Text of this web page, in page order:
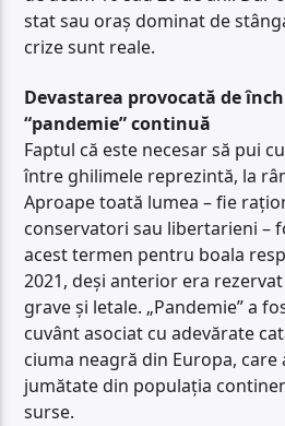
stat sau oraș dominat de
crize sunt reale.
Devastarea provocată de
“pandemie” continuă
Faptul că este necesar să pui
între ghilimele reprezintă, la
Aproape toată lumea – fie
conservatori sau libertarieni –
acest termen pentru boala
2021, deși anterior era
grave și letale. „Pandemie” a
cuvânt asociat cu adevărate
ciuma neagră din Europa,
jumătate din populația
surse.